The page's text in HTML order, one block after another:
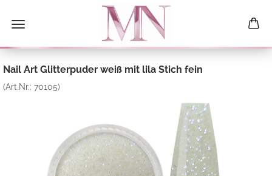
Nail Art Glitterpuder weiß mit lila Stich fein
(Art.Nr.: 70105)